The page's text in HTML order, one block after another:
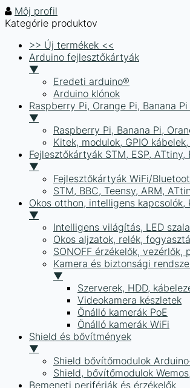
Môj profil
Kategórie produktov
>> Új termékek <<
Arduino fejlesztőkártyák
▼
Eredeti arduino®
Arduino klónok
Raspberry Pi, Orange Pi, Banana
▼
Raspberry Pi, Banana Pi,
Kitek, modulok, GPIO
Fejlesztőkártyák STM, ESP, ATtiny,
▼
Fejlesztőkártyák WiFi/
STM, BBC, Teensy, ARM,
Okos otthon, intelligens kapcsolók,
▼
Intelligens világítás, LED
Okos aljzatok, relék,
SONOFF érzékelők,
Kamera és biztonsági
▼
Szerverek, HDD,
Videokamera készletek
Önálló kamerák PoE
Önálló kamerák WiFi
Shield és bővítmények
▼
Shield bővítőmodulok
Shield, bővítőmodulok
Bemeneti perifériák és érzékelők